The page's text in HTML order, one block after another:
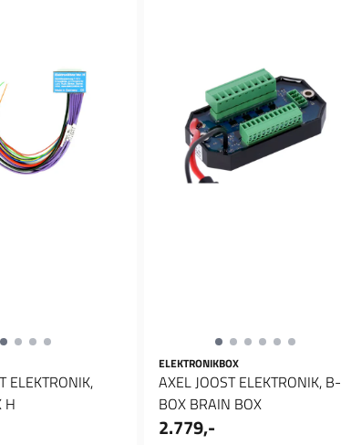
ELEKTRONIK,
H
ELEKTRONIKBOX
AXEL JOOST ELEKTRONIK, B-
BOX BRAIN BOX
2.779,-